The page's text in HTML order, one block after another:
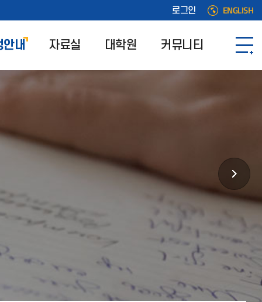
로그인 ENGLISH
내 자료실 대학원 커뮤니티